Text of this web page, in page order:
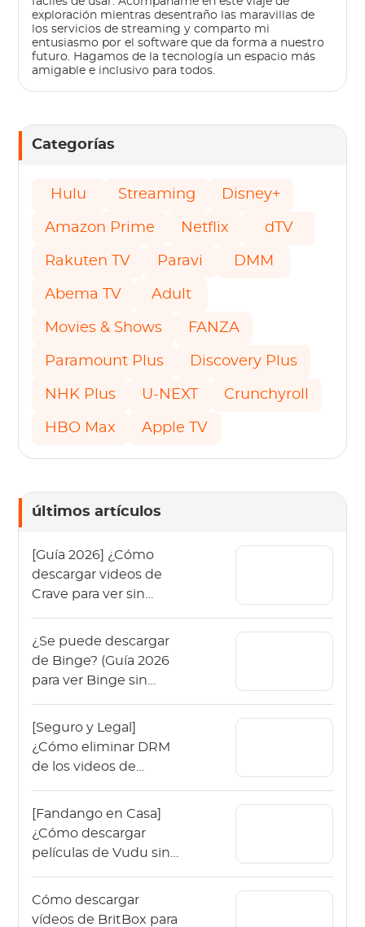
exploración mientras desentraño las maravillas de
los servicios de streaming y comparto mi
entusiasmo por el software que da forma a nuestro
futuro. Hagamos de la tecnología un espacio más
amigable e inclusivo para todos.
Categorías
Hulu Streaming Disney+
Amazon Prime Netflix dTV
Rakuten TV Paravi DMM
Abema TV Adult
Movies & Shows FANZA
Paramount Plus Discovery Plus
NHK Plus U-NEXT Crunchyroll
HBO Max Apple TV
últimos artículos
[Guía 2026] ¿Cómo
descargar videos de
Crave para ver sin
¿Se puede descargar
de Binge? (Guía 2026
para ver Binge sin
[Seguro y Legal]
¿Cómo eliminar DRM
de los videos de
[Fandango en Casa]
¿Cómo descargar
películas de Vudu sin
Cómo descargar
vídeos de BritBox para